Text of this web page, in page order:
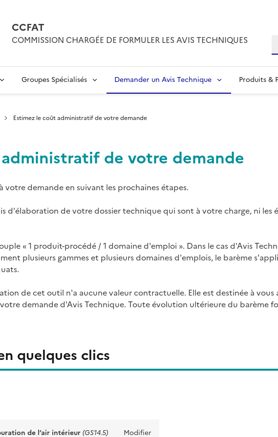
CCFAT
COMMISSION CHARGÉE DE FORMULER LES AVIS TECHNIQUES
Groupes Spécialisés Demander un Avis Technique Produits &
Estimez le coût administratif de votre demande
de votre demande
votre demande en suivant les prochaines étapes.
d'élaboration de votre dossier technique qui sont à votre charge, ni les
« 1 produit-procédé / 1 domaine d'emploi ». Dans le cas d'Avis
plusieurs gammes et plusieurs domaines d'emplois, le barème
de cet outil n'a aucune valeur contractuelle. Elle est destinée à vous
demande d'Avis Technique. Toute évolution ultérieure du barème
quelques clics
de l’air intérieur(GS14.5) Modifier